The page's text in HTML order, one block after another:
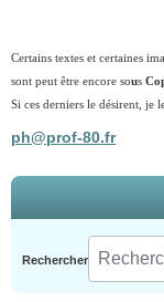
Certains textes et certaines
sont peut être encore sous
Si ces derniers le désirent, je
ph@prof-80.fr
Rechercher